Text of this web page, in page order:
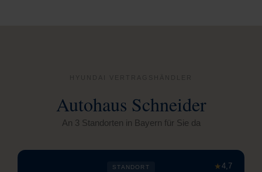
Autohaus Schneider
An 3 Standorten in Bayern für Sie da
★4,7
STANDORT